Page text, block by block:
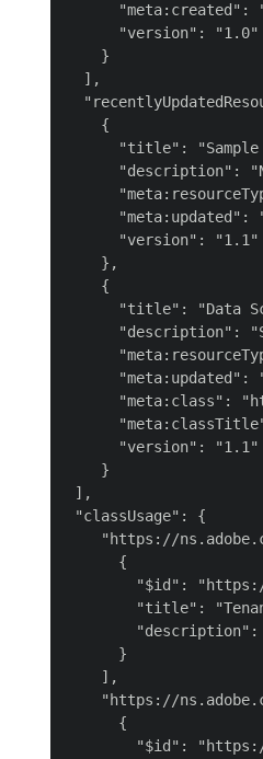
"meta:created":
      "version": "1.0"
    }
  ],
    {
"title": "Sample
"description":
"meta:updated":
      "version": "1.1"
    },
    {
"title": "Data
"description":
"meta:updated":
"meta:class":
      "version": "1.1"
    }
],
"classUsage": {
"https://
      {
"$id":
"title":
      }
    ],
"https://
      {
"$id":